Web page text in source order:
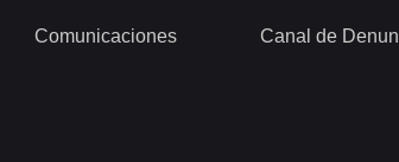
Comunicaciones Canal de